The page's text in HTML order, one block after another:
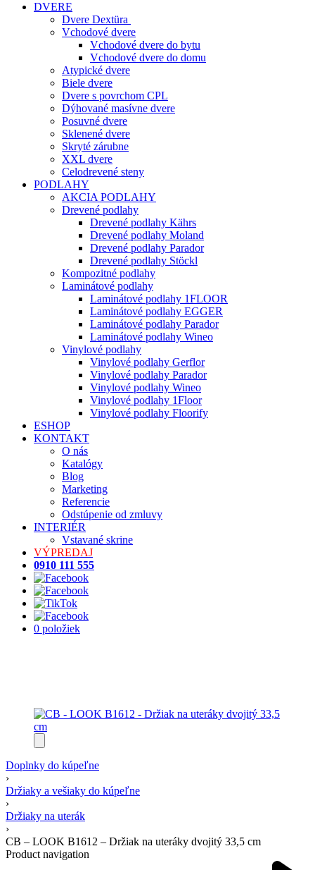
DVERE
Dvere Dextüra
Vchodové dvere
Vchodové dvere do bytu
Vchodové dvere do domu
Atypické dvere
Biele dvere
Dvere s povrchom CPL
Dýhované masívne dvere
Posuvné dvere
Sklenené dvere
Skryté zárubne
XXL dvere
Celodrevené steny
PODLAHY
AKCIA PODLAHY
Drevené podlahy
Drevené podlahy Kährs
Drevené podlahy Moland
Drevené podlahy Parador
Drevené podlahy Stöckl
Kompozitné podlahy
Laminátové podlahy
Laminátové podlahy 1FLOOR
Laminátové podlahy EGGER
Laminátové podlahy Parador
Laminátové podlahy Wineo
Vinylové podlahy
Vinylové podlahy Gerflor
Vinylové podlahy Parador
Vinylové podlahy Wineo
Vinylové podlahy 1Floor
Vinylové podlahy Floorify
ESHOP
KONTAKT
O nás
Katalógy
Blog
Marketing
Referencie
Odstúpenie od zmluvy
INTERIÉR
Vstavané skrine
VÝPREDAJ
0910 111 555
0 položiek
Doplnky do kúpeľne
›
Držiaky a vešiaky do kúpeľne
›
Držiaky na uterák
›
CB – LOOK B1612 – Držiak na uteráky dvojitý 33,5 cm
Product navigation